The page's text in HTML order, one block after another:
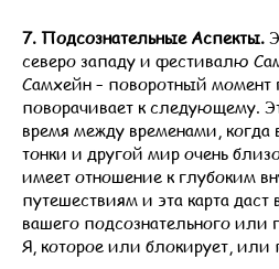
7. Подсознательные Аспекты.
северо западу и фестивалю
Самхейн – поворотный момент
поворачивает к следующему.
время между временами,
тонки и другой мир очень
имеет отношение к глубоким
путешествиям и эта карта даст
вашего подсознательного или
Я, которое или блокирует,